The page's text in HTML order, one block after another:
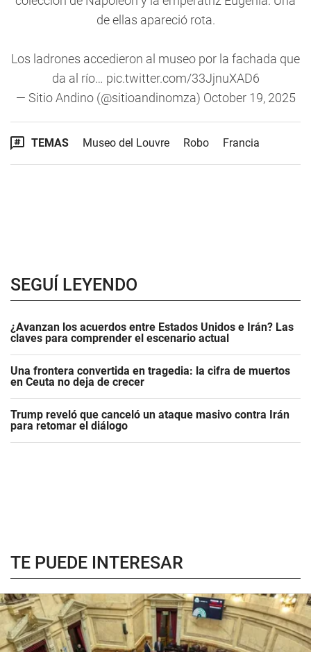
de ellas apareció rota.
Los ladrones accedieron al museo por la fachada que
da al río… pic.twitter.com/33JjnuXAD6
— Sitio Andino (@sitioandinomza) October 19, 2025
TEMAS Museo del Louvre Robo Francia
SEGUÍ LEYENDO
¿Avanzan los acuerdos entre Estados Unidos e Irán? Las
claves para comprender el escenario actual
Una frontera convertida en tragedia: la cifra de muertos
en Ceuta no deja de crecer
Trump reveló que canceló un ataque masivo contra Irán
para retomar el diálogo
TE PUEDE INTERESAR